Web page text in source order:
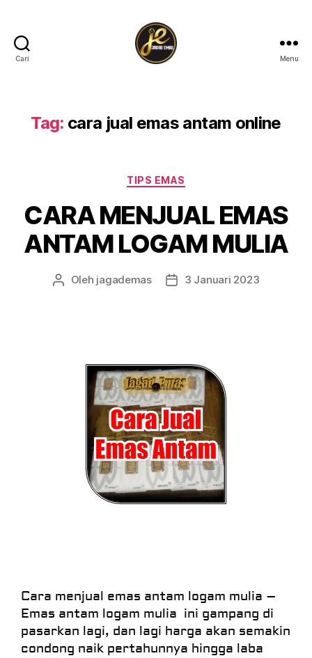
Cari Menu
Tag: cara jual emas antam online
TIPS EMAS
CARA MENJUAL EMAS
ANTAM LOGAM MULIA
Oleh jagademas 3 Januari 2023
Cara menjual emas antam logam mulia –
Emas antam logam mulia ini gampang di
pasarkan lagi, dan lagi harga akan semakin
condong naik pertahunnya hingga laba